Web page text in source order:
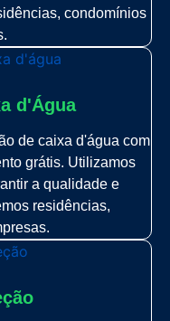
condomínios
d'Água
de caixa d'água com
grátis. Utilizamos
a qualidade e
residências,